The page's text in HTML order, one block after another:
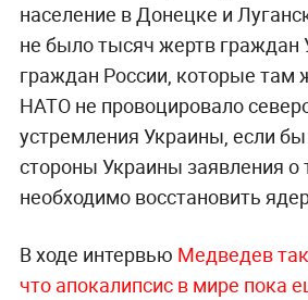
население в Донецке и
не было тысяч жертв граждан
граждан России, которые там
НАТО не провоцировало
устремления Украины, если
стороны Украины заявления о
необходимо восстановить
В ходе интервью Медведев
что апокалипсис в мире пока